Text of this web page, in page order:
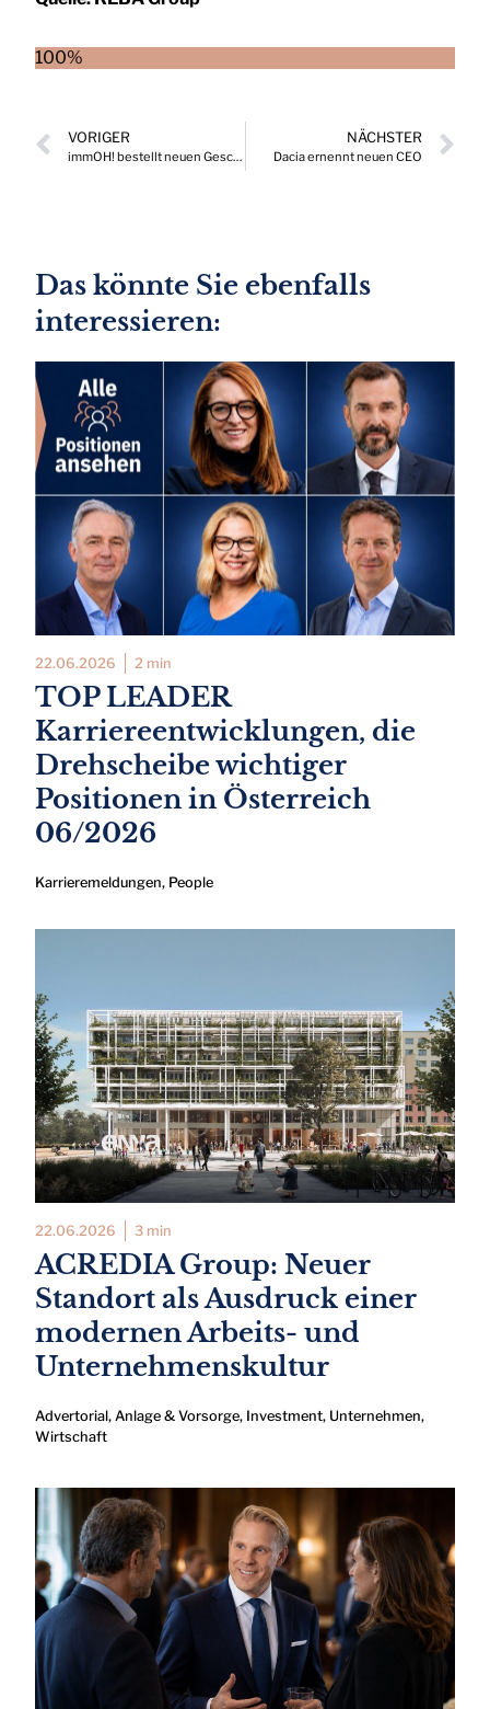
100%
VORIGER
immOH! bestellt neuen Geschäftsführer
NÄCHSTER
Dacia ernennt neuen CEO
Das könnte Sie ebenfalls
interessieren:
22.06.2026 2 min
TOP LEADER
Karriereentwicklungen, die
Drehscheibe wichtiger
Positionen in Österreich
06/2026
Karrieremeldungen, People
22.06.2026 3 min
ACREDIA Group: Neuer
Standort als Ausdruck einer
modernen Arbeits- und
Unternehmenskultur
Advertorial, Anlage & Vorsorge, Investment, Unternehmen,
Wirtschaft